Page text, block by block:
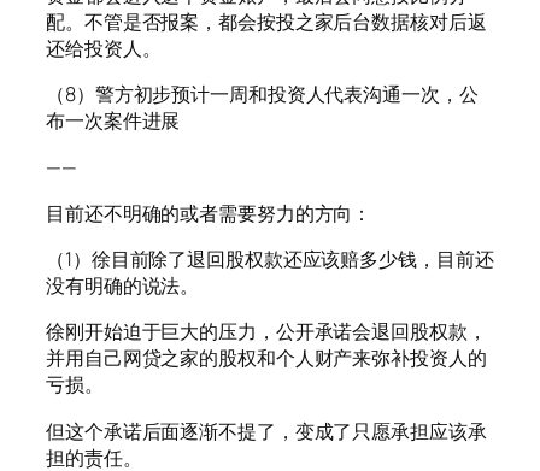
配。不管是否报案，都会按投之家后台数据核对后返
还给投资人。
（8）警方初步预计一周和投资人代表沟通一次，公
布一次案件进展
——
目前还不明确的或者需要努力的方向：
（1）徐目前除了退回股权款还应该赔多少钱，目前还
没有明确的说法。
徐刚开始迫于巨大的压力，公开承诺会退回股权款，
并用自己网贷之家的股权和个人财产来弥补投资人的
亏损。
但这个承诺后面逐渐不提了，变成了只愿承担应该承
担的责任。